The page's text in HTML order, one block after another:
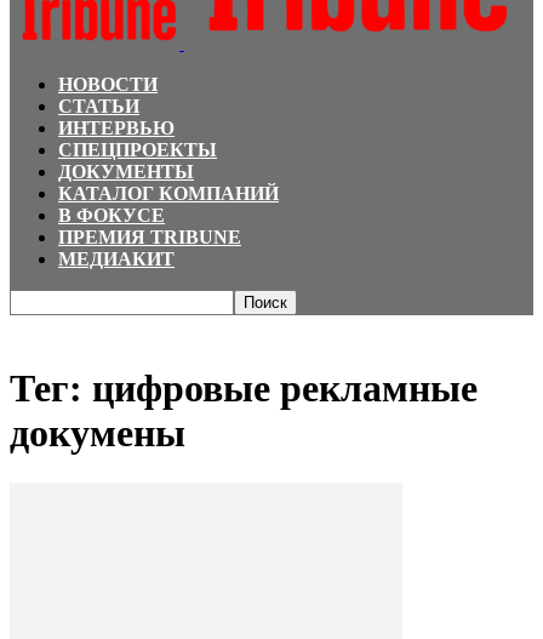
НОВОСТИ
СТАТЬИ
ИНТЕРВЬЮ
СПЕЦПРОЕКТЫ
ДОКУМЕНТЫ
КАТАЛОГ КОМПАНИЙ
В ФОКУСЕ
ПРЕМИЯ TRIBUNE
МЕДИАКИТ
Тег: цифровые рекламные
докумены